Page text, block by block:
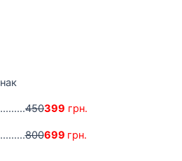
450399 грн.
800699 грн.